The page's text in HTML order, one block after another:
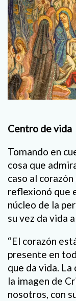
Centro de vida
Tomando en
cosa que
caso al
reflexionó que
núcleo de la
su vez da vida
“El corazón
presente en
que da vida.
la imagen de
nosotros, con